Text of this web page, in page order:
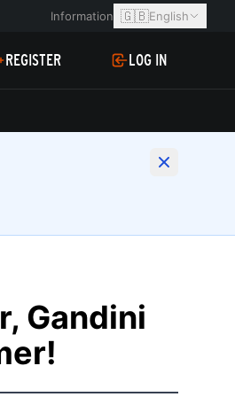
Information 🇬🇧English
REGISTER LOG IN
Gandini